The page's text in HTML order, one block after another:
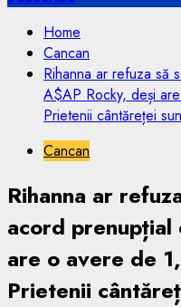
Home
Cancan
Rihanna ar refuza să
A$AP Rocky, deși
Prietenii cântăreței
Cancan
Rihanna ar
acord prenupțial
are o avere de
Prietenii